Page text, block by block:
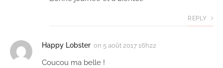
REPLY
Happy Lobster on 5 août 2017 16h22
Coucou ma belle !